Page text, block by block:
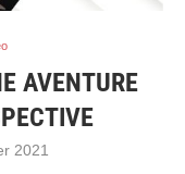
AVENTURE
2021